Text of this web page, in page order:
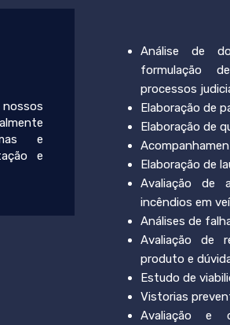
e
e
Análise de
formulação
processos
Elaboração de
Elaboração de
Elaboração de
Avaliação de
incêndios em
Análises de
Avaliação de
produto e
Estudo de
Vistorias
Avaliação e